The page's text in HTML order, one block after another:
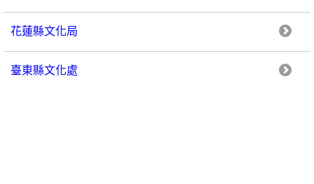
花蓮縣文化局
臺東縣文化處